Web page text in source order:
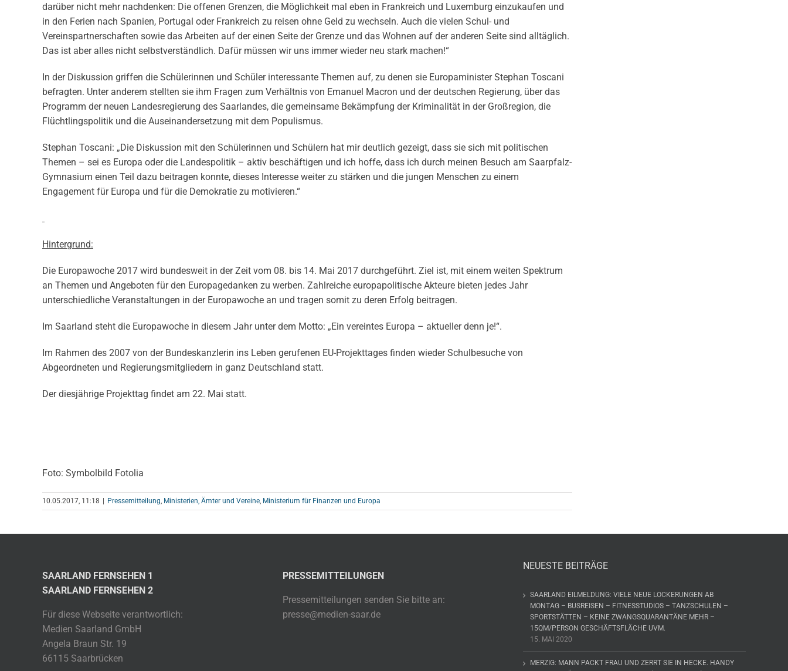
darüber nicht mehr nachdenken: Die offenen Grenzen, die Möglichkeit mal eben in Frankreich und Luxemburg einzukaufen und
in den Ferien nach Spanien, Portugal oder Frankreich zu reisen ohne Geld zu wechseln. Auch die vielen Schul- und
Vereinspartnerschaften sowie das Arbeiten auf der einen Seite der Grenze und das Wohnen auf der anderen Seite sind alltäglich.
Das ist aber alles nicht selbstverständlich. Dafür müssen wir uns immer wieder neu stark machen!“
In der Diskussion griffen die Schülerinnen und Schüler interessante Themen auf, zu denen sie Europaminister Stephan Toscani
befragten. Unter anderem stellten sie ihm Fragen zum Verhältnis von Emanuel Macron und der deutschen Regierung, über das
Programm der neuen Landesregierung des Saarlandes, die gemeinsame Bekämpfung der Kriminalität in der Großregion, die
Flüchtlingspolitik und die Auseinandersetzung mit dem Populismus.
Stephan Toscani: „Die Diskussion mit den Schülerinnen und Schülern hat mir deutlich gezeigt, dass sie sich mit politischen
Themen – sei es Europa oder die Landespolitik – aktiv beschäftigen und ich hoffe, dass ich durch meinen Besuch am Saarpfalz-
Gymnasium einen Teil dazu beitragen konnte, dieses Interesse weiter zu stärken und die jungen Menschen zu einem
Engagement für Europa und für die Demokratie zu motivieren.“
Hintergrund:
Die Europawoche 2017 wird bundesweit in der Zeit vom 08. bis 14. Mai 2017 durchgeführt. Ziel ist, mit einem weiten Spektrum
an Themen und Angeboten für den Europagedanken zu werben. Zahlreiche europapolitische Akteure bieten jedes Jahr
unterschiedliche Veranstaltungen in der Europawoche an und tragen somit zu deren Erfolg beitragen.
Im Saarland steht die Europawoche in diesem Jahr unter dem Motto: „Ein vereintes Europa – aktueller denn je!“.
Im Rahmen des 2007 von der Bundeskanzlerin ins Leben gerufenen EU-Projekttages finden wieder Schulbesuche von
Abgeordneten und Regierungsmitgliedern in ganz Deutschland statt.
Der diesjährige Projekttag findet am 22. Mai statt.
Foto: Symbolbild Fotolia
10.05.2017, 11:18 | Pressemitteilung Ministerien, Ämter und Vereine Ministerium für Finanzen und Europa
SAARLAND FERNSEHEN 1
SAARLAND FERNSEHEN 2
Für diese Webseite verantwortlich:
Medien Saarland GmbH
Angela Braun Str. 19
66115 Saarbrücken
PRESSEMITTEILUNGEN
Pressemitteilungen senden Sie bitte an:
presse@medien-saar.de
NEUESTE BEITRÄGE
SAARLAND EILMELDUNG: VIELE NEUE LOCKERUNGEN AB
MONTAG – BUSREISEN – FITNESSTUDIOS – TANZSCHULEN –
SPORTSTÄTTEN – KEINE ZWANGSQUARANTÄNE MEHR –
15QM/PERSON GESCHÄFTSFLÄCHE UVM.
15. MAI 2020
MERZIG: MANN PACKT FRAU UND ZERRT SIE IN HECKE. HANDY